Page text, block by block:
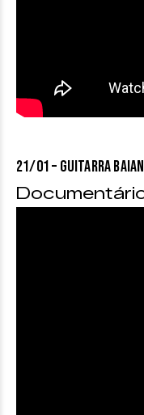
21/01 – GUITARRA